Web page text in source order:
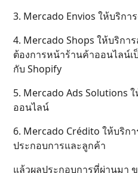
3. Mercado Envios ให้บริก
4. Mercado Shops ให้บริกา
ต้องการหน้าร้านค้าออนไลน์
กับ Shopify
5. Mercado Ads Solutions
ออนไลน์
6. Mercado Crédito ให้บริก
ประกอบการและลูกค้า
แล้วผลประกอบการที่ผ่านมา